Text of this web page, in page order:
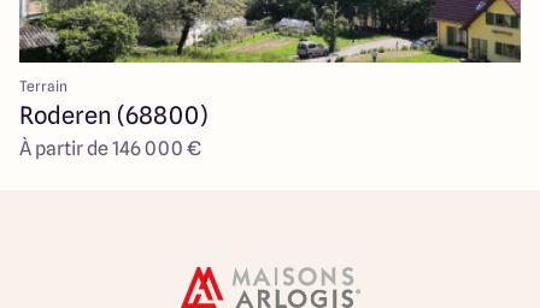
Terrain
Roderen (68800)
À partir de 146 000 €